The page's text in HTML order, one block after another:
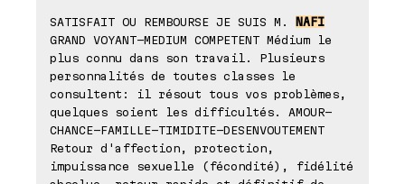
SATISFAIT OU REMBOURSE JE SUIS M.
NAFI
GRAND VOYANT-MEDIUM COMPETENT Médium le
plus connu dans son travail. Plusieurs
personnalités de toutes classes le
consultent: il résout tous vos problèmes,
quelques soient les difficultés. AMOUR-
CHANCE-FAMILLE-TIMIDITE-DESENVOUTEMENT
Retour d'affection, protection,
impuissance sexuelle (fécondité), fidélité